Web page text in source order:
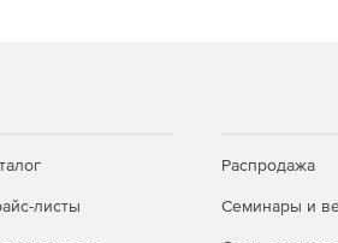
времени.
Программа осуществляет
типов.
листы
Распродажа
Семинары и